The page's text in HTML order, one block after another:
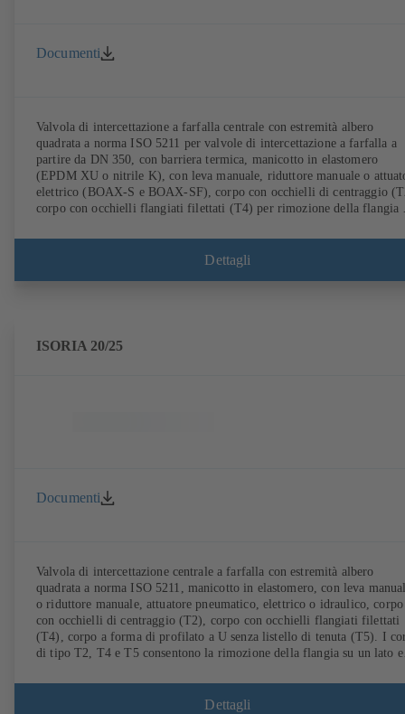
Documenti
Valvola di intercettazione a farfalla centrale con estremità albero
quadrata a norma ISO 5211 per valvole di intercettazione a farfalla a
partire da DN 350, con barriera termica, manicotto in elastomero
(EPDM XU o nitrile K), con leva manuale, riduttore manuale o
elettrico (BOAX-S e BOAX-SF), corpo con occhielli di centraggio
corpo con occhielli flangiati filettati (T4) per rimozione della flangia
1.4308, attacchi a norma EN.
Dettagli
ISORIA 20/25
Documenti
Valvola di intercettazione centrale a farfalla con estremità albero
quadrata a norma ISO 5211, manicotto in elastomero, con leva
o riduttore manuale, attuatore pneumatico, elettrico o idraulico, corpo
con occhielli di centraggio (T2), corpo con occhielli flangiati filettati
(T4), corpo a forma di profilato a U senza listello di tenuta (T5). I
di tipo T2, T4 e T5 consentono la rimozione della flangia su un lato
EN, ASME e JIS.
Dettagli